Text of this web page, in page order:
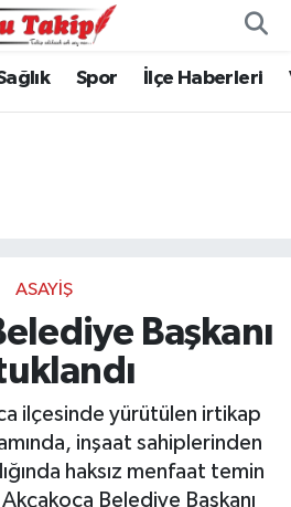
Spor İlçe Haberleri
ASAYIŞ
Başkanı
ilçesinde yürütülen irtikap
inşaat sahiplerinden
haksız menfaat temin
Belediye Başkanı